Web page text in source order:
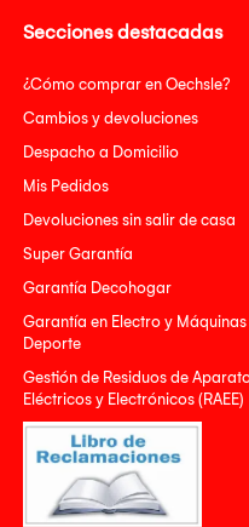
Secciones destacadas
¿Cómo comprar en Oechsle?
Cambios y devoluciones
Despacho a Domicilio
Mis Pedidos
Devoluciones sin salir de casa
Super Garantía
Garantía Decohogar
Garantía en Electro y Máquinas
Deporte
Gestión de Residuos de
Eléctricos y Electrónicos (RAEE)